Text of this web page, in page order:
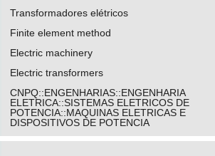
Transformadores elétricos
Finite element method
Electric machinery
Electric transformers
CNPQ::ENGENHARIAS::ENGENHARIA
ELETRICA::SISTEMAS ELETRICOS DE
POTENCIA::MAQUINAS ELETRICAS E
DISPOSITIVOS DE POTENCIA